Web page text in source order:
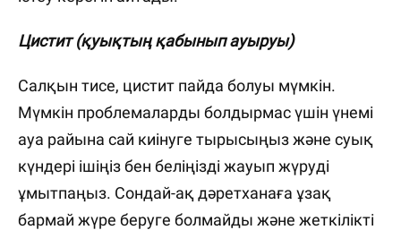
Цистит (қуықтың қабынып ауыруы)
Салқын тисе, цистит пайда болуы мүмкін.
Мүмкін проблемаларды болдырмас үшін үнемі
ауа райына сай киінуге тырысыңыз және суық
күндері ішіңіз бен беліңізді жауып жүруді
ұмытпаңыз. Сондай-ақ дәретханаға ұзақ
бармай жүре беруге болмайды және жеткілікті